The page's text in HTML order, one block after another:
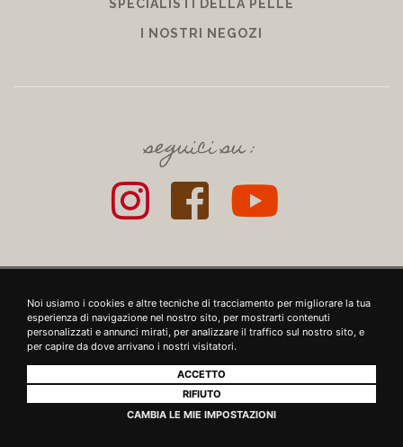
Noi usiamo i cookies e altre tecniche di tracciamento per migliorare la tua
esperienza di navigazione nel nostro sito, per mostrarti contenuti
personalizzati e annunci mirati, per analizzare il traffico sul nostro sito, e
per capire da dove arrivano i nostri visitatori.
ACCETTO
RIFIUTO
CAMBIA LE MIE IMPOSTAZIONI
SPECIALISTI DELLA PELLE
I NOSTRI NEGOZI
seguici su :
COD. FISC.: 06721860481 - INFO@39LEATHERGOODS.COM-CONTRIBUTI
Realizzato daKOALA